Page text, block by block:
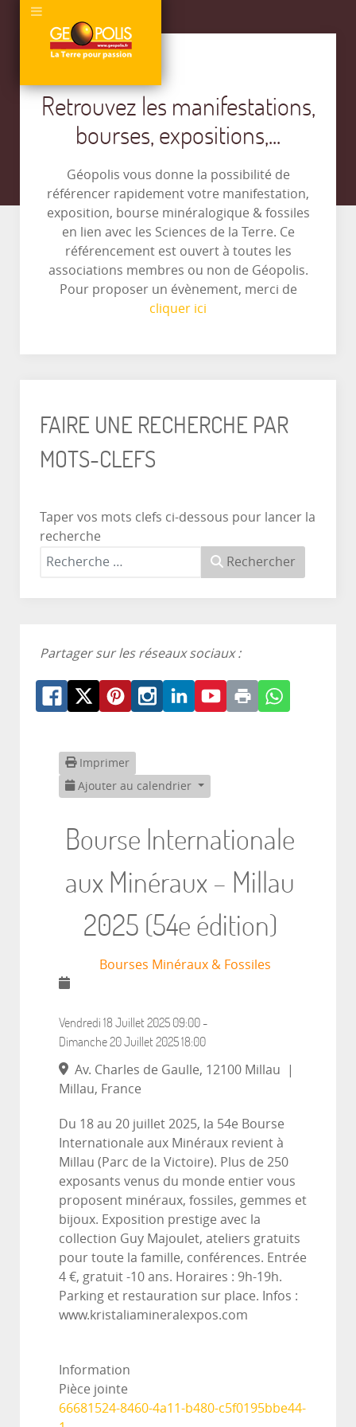
Retrouvez les manifestations,
bourses, expositions,...
Géopolis vous donne la possibilité de
référencer rapidement votre manifestation,
exposition, bourse minéralogique & fossiles
en lien avec les Sciences de la Terre. Ce
référencement est ouvert à toutes les
associations membres ou non de Géopolis.
Pour proposer un évènement, merci de
cliquer ici
FAIRE UNE RECHERCHE PAR
MOTS-CLEFS
Taper vos mots clefs ci-dessous pour lancer la
recherche
Rechercher
Partager sur les réseaux sociaux :
Imprimer
Ajouter au calendrier
Bourse Internationale
aux Minéraux – Millau
2025 (54e édition)
Bourses Minéraux & Fossiles
Vendredi 18 Juillet 2025 09:00 -
Dimanche 20 Juillet 202518:00
Av. Charles de Gaulle, 12100 Millau
|
Millau, France
Du 18 au 20 juillet 2025, la 54e Bourse
Internationale aux Minéraux revient à
Millau (Parc de la Victoire). Plus de 250
exposants venus du monde entier vous
proposent minéraux, fossiles, gemmes et
bijoux. Exposition prestige avec la
collection Guy Majoulet, ateliers gratuits
pour toute la famille, conférences. Entrée
4 €, gratuit -10 ans. Horaires : 9h-19h.
Parking et restauration sur place. Infos :
www.kristaliamineralexpos.com
Information
Pièce jointe
66681524-8460-4a11-b480-c5f0195bbe44-